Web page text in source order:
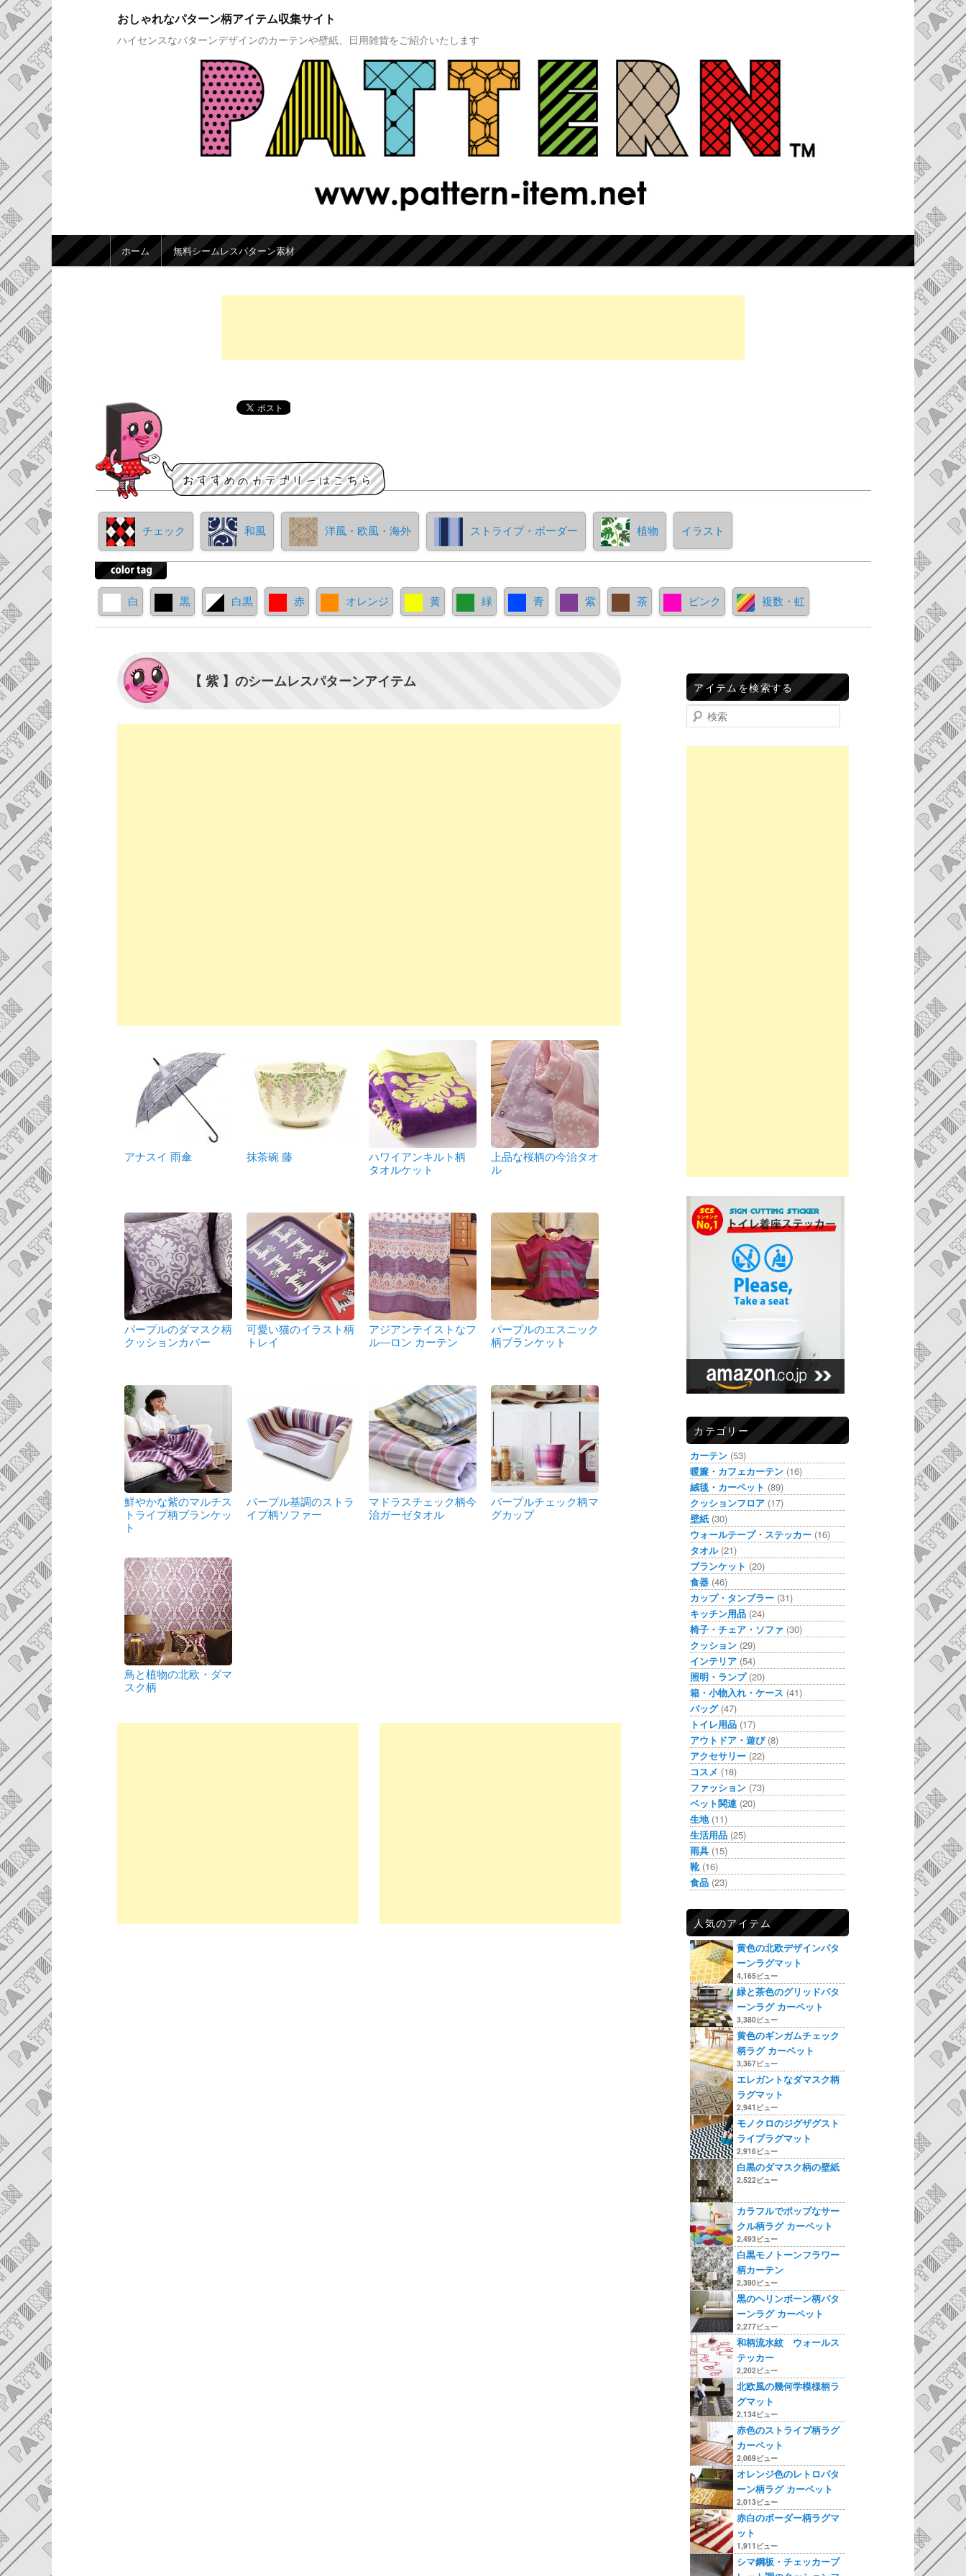
おしゃれなパターン柄アイテム収集サイト
ハイセンスなパターンデザインのカーテンや壁紙、日用雑貨をご紹介いたします
メインメニュー
メインコンテンツへ移動
サブコンテンツへ移動
ホーム 無料シームレスパターン素材
チェック 和風 洋風・欧風・海外 ストライプ・ボーダー 植物 イラスト
白 黒 白黒 赤 オレンジ 黄 緑 青 紫 茶 ピンク 複数・虹
【 紫 】のシームレスパターンアイテム
アナスイ 雨傘 抹茶碗 藤
ハワイアンキルト柄
タオルケット
上品な桜柄の今治タオ
ル
パープルのダマスク柄
クッションカバー
可愛い猫のイラスト柄
トレイ
アジアンテイストなフ
ル―ロン カーテン
パープルのエスニック
柄ブランケット
鮮やかな紫のマルチス
トライプ柄ブランケッ
ト
パープル基調のストラ
イプ柄ソファー
マドラスチェック柄今
治ガーゼタオル
パープルチェック柄マ
グカップ
鳥と植物の北欧・ダマ
スク柄
アイテムを検索する
検索
カテゴリー
カーテン (53)
暖簾・カフェカーテン (16)
絨毯・カーペット (89)
クッションフロア (17)
壁紙 (30)
ウォールテープ・ステッカー (16)
タオル(21)
ブランケット (20)
食器 (46)
カップ・タンブラー (31)
キッチン用品 (24)
椅子・チェア・ソファ (30)
クッション (29)
インテリア (54)
照明・ランプ(20)
箱・小物入れ・ケース (41)
バッグ(47)
トイレ用品 (17)
アウトドア・遊び(8)
アクセサリー (22)
コスメ (18)
ファッション (73)
ペット関連 (20)
生地(11)
生活用品 (25)
雨具 (15)
靴(16)
食品 (23)
人気のアイテム
黄色の北欧デザインパタ
ーンラグマット
4,165ビュー
緑と茶色のグリッドパタ
ーンラグ カーペット
3,380ビュー
黄色のギンガムチェック
柄ラグ カーペット
3,367ビュー
エレガントなダマスク柄
ラグマット
2,941ビュー
モノクロのジグザグスト
ライプラグマット
2,916ビュー
白黒のダマスク柄の壁紙
2,522ビュー
カラフルでポップなサー
クル柄ラグ カーペット
2,493ビュー
白黒モノトーンフラワー
柄カーテン
2,390ビュー
黒のヘリンボーン柄パタ
ーンラグ カーペット
2,277ビュー
和柄流水紋 ウォールス
テッカー
2,202ビュー
北欧風の幾何学模様柄ラ
グマット
2,134ビュー
赤色のストライプ柄ラグ
カーペット
2,069ビュー
オレンジ色のレトロパタ
ーン柄ラグ カーペット
2,013ビュー
赤白のボーダー柄ラグマ
ット
1,911ビュー
シマ鋼板・チェッカープ